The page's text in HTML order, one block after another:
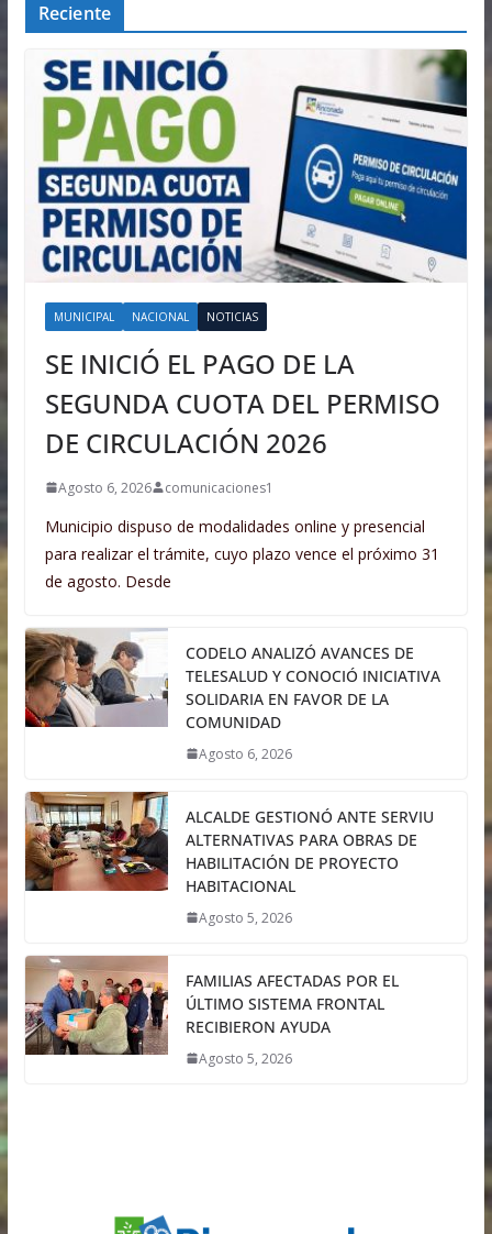
Reciente
MUNICIPAL NACIONAL NOTICIAS
SE INICIÓ EL PAGO DE LA
SEGUNDA CUOTA DEL PERMISO
DE CIRCULACIÓN 2026
Agosto 6, 2026 comunicaciones1
Municipio dispuso de modalidades online y presencial
para realizar el trámite, cuyo plazo vence el próximo 31
de agosto. Desde
CODELO ANALIZÓ AVANCES DE
TELESALUD Y CONOCIÓ INICIATIVA
SOLIDARIA EN FAVOR DE LA
COMUNIDAD
Agosto 6, 2026
ALCALDE GESTIONÓ ANTE SERVIU
ALTERNATIVAS PARA OBRAS DE
HABILITACIÓN DE PROYECTO
HABITACIONAL
Agosto 5, 2026
FAMILIAS AFECTADAS POR EL
ÚLTIMO SISTEMA FRONTAL
RECIBIERON AYUDA
Agosto 5, 2026